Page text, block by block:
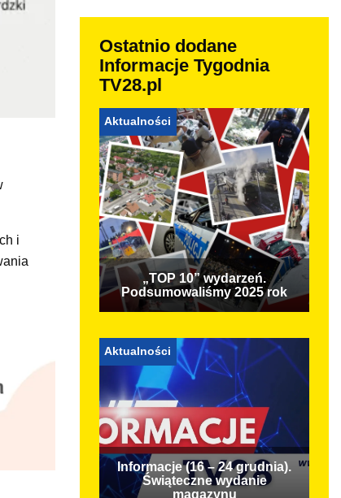
i
Ostatnio dodane
Informacje Tygodnia
TV28.pl
Aktualności
„TOP 10” wydarzeń.
Podsumowaliśmy 2025 rok
Aktualności
Informacje (16 – 24 grudnia).
Świąteczne wydanie
magazynu